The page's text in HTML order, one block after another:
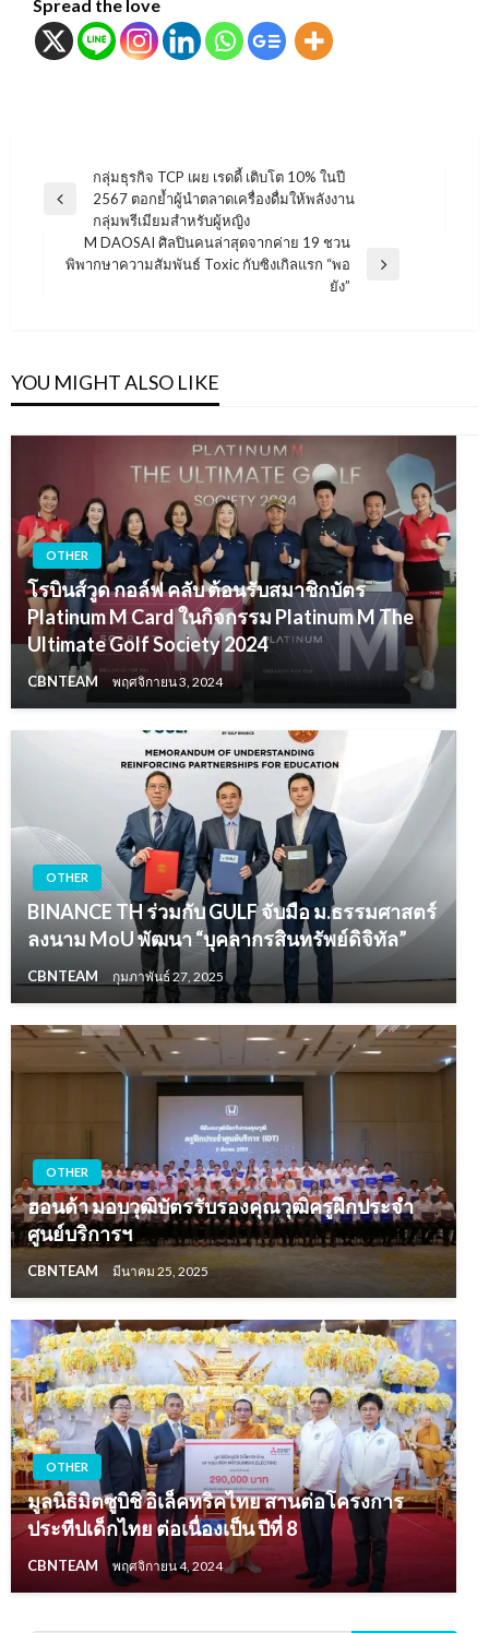
Spread the love
แนะแนว
เรื่อง
Previous
กลุ่มธุรกิจ TCP เผย เรดดี้ เติบโต 10% ในปี
2567 ตอกย้ำผู้นำตลาดเครื่องดื่มให้พลังงาน
กลุ่มพรีเมียมสำหรับผู้หญิง
Next
M DAOSAI ศิลปินคนล่าสุดจากค่าย 19 ชวน
พิพากษาความสัมพันธ์ Toxic กับซิงเกิลแรก “พอ
ยัง”
YOU MIGHT ALSO LIKE
OTHER
โรบินส์วูด กอล์ฟ คลับ ต้อนรับสมาชิกบัตร
Platinum M Card ในกิจกรรม Platinum M The
Ultimate Golf Society 2024
CBNTEAM พฤศจิกายน 3, 2024
OTHER
BINANCE TH ร่วมกับ GULF จับมือ ม.ธรรมศาสตร์
ลงนาม MoU พัฒนา “บุคลากรสินทรัพย์ดิจิทัล”
CBNTEAM กุมภาพันธ์ 27, 2025
OTHER
ฮอนด้า มอบวุฒิบัตรรับรองคุณวุฒิครูฝึกประจำ
ศูนย์บริการฯ
CBNTEAM มีนาคม 25, 2025
OTHER
มูลนิธิมิตซูบิชิ อิเล็คทริคไทย สานต่อโครงการ
ประทีปเด็กไทย ต่อเนื่องเป็น ปีที่ 8
CBNTEAM พฤศจิกายน 4, 2024